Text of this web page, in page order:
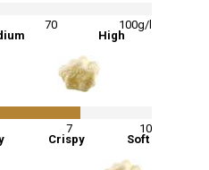
70
100g/l
High
%
7
10
Crispy Soft